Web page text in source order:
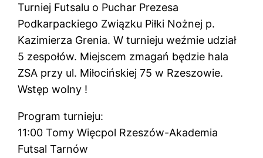
Turniej Futsalu o Puchar Prezesa
Podkarpackiego Związku Piłki Nożnej p.
Kazimierza Grenia. W turnieju weźmie udział
5 zespołów. Miejscem zmagań będzie hala
ZSA przy ul. Miłocińskiej 75 w Rzeszowie.
Wstęp wolny !
Program turnieju:
11:00 Tomy Więcpol Rzeszów-Akademia
Futsal Tarnów